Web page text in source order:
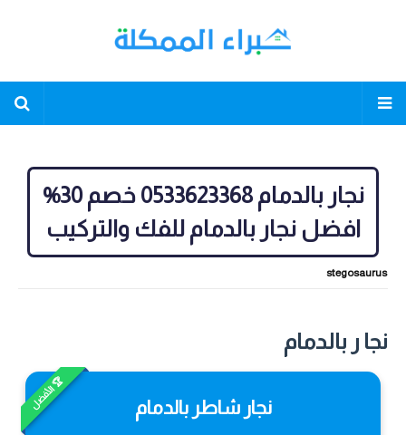
نجار بالدمام 0533623368 خصم 30%
افضل نجار بالدمام للفك والتركيب
stegosaurus
نجا ر بالدمام
🏆 الأفضل نجار شاطر بالدمام